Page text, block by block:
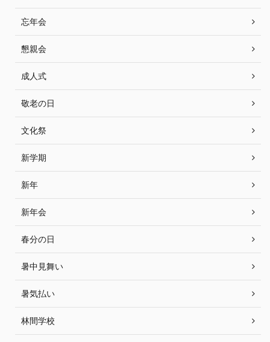
忘年会
懇親会
成人式
敬老の日
文化祭
新学期
新年
新年会
春分の日
暑中見舞い
暑気払い
林間学校